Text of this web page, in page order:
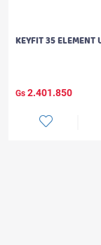
KEYFIT 35 ELEMENT
Gs 2.401.850